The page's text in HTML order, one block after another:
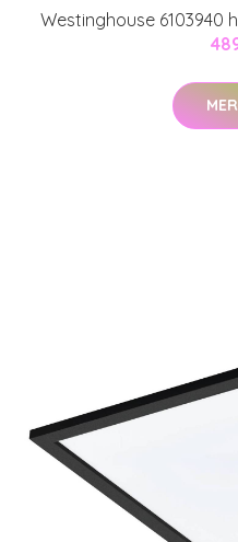
Westinghouse